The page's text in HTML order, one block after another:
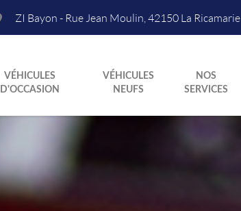
ZI Bayon - Rue Jean Moulin ,42150 La Ricamarie
VÉHICULES
D'OCCASION
VÉHICULES
NEUFS
NOS
SERVICES